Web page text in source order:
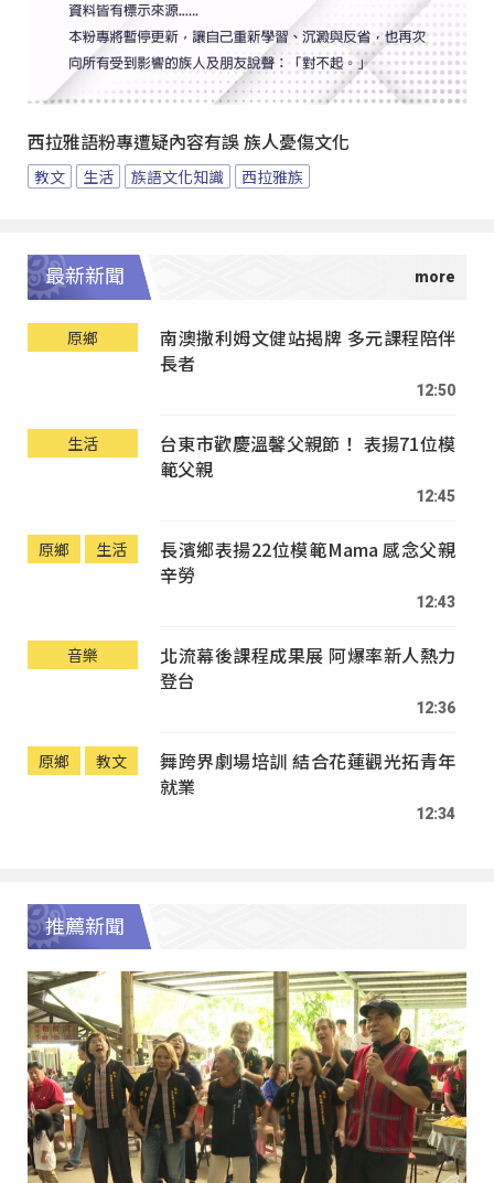
西拉雅語粉專遭疑內容有誤 族人憂傷文化
教文 生活 族語文化知識 西拉雅族
最新新聞
原鄉
南澳撒利姆文健站揭牌 多元課程陪伴
長者
12:50
生活
台東市歡慶溫馨父親節！ 表揚71位模
範父親
12:45
原鄉 生活
長濱鄉表揚22位模範Mama 感念父親
辛勞
12:43
音樂
北流幕後課程成果展 阿爆率新人熱力
登台
12:36
原鄉 教文
舞跨界劇場培訓 結合花蓮觀光拓青年
就業
12:34
推薦新聞